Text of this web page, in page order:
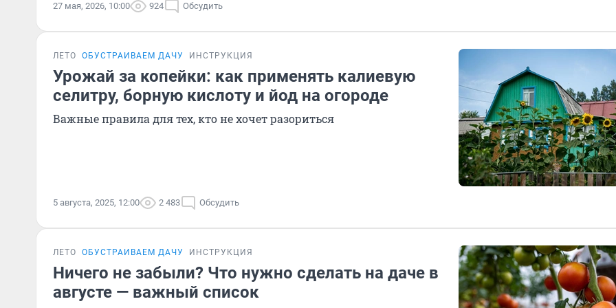
27 мая, 2026, 10:00 924 Обсудить
ЛЕТО ОБУСТРАИВАЕМ ДАЧУ ИНСТРУКЦИЯ
Урожай за копейки: как применять калиевую
селитру, борную кислоту и йод на огороде
Важные правила для тех, кто не хочет разориться
5 августа, 2025, 12:00 2 483 Обсудить
ЛЕТО ОБУСТРАИВАЕМ ДАЧУ ИНСТРУКЦИЯ
Ничего не забыли? Что нужно сделать на даче в
августе — важный список